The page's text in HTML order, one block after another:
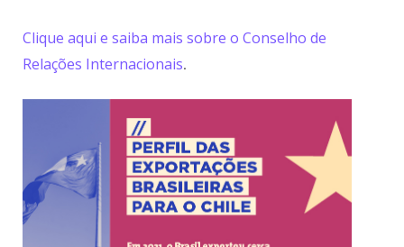
Clique aqui e saiba mais sobre o Conselho de
Relações Internacionais.